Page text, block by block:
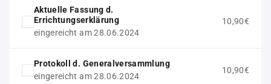
Aktuelle Fassung d.
Errichtungserklärung
eingereicht am 28.06.2024
10,90€
Protokoll d. Generalversammlung
eingereicht am 28.06.2024
10,90€